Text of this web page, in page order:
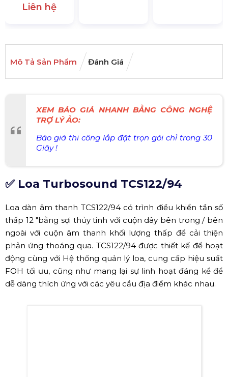
Liên hệ
Mô Tả Sản Phẩm Đánh Giá
XEM BÁO GIÁ NHANH BẰNG CÔNG NGHỆ
TRỢ LÝ ẢO:
Báo giá thi công lắp đặt trọn gói chỉ trong 30
Giây !
✅ Loa Turbosound TCS122/94
Loa dàn âm thanh TCS122/94 có trình điều khiển tần số
thấp 12 "bằng sợi thủy tinh với cuộn dây bên trong / bên
ngoài với cuộn âm thanh khối lượng thấp để cải thiện
phản ứng thoáng qua. TCS122/94 được thiết kế để hoạt
động cùng với Hệ thống quản lý loa, cung cấp hiệu suất
FOH tối ưu, cũng như mang lại sự linh hoạt đáng kể để
dễ dàng thích ứng với các yêu cầu địa điểm khác nhau.